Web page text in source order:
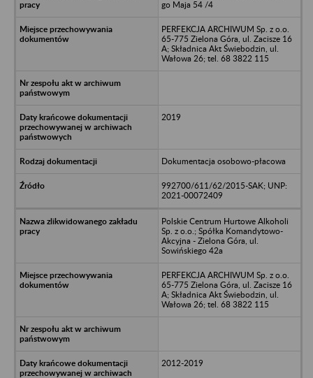
go Maja 54 /4
PERFEKCJA ARCHIWUM Sp. z o.o.
65-775 Zielona Góra, ul. Zacisze 16
A; Składnica Akt Świebodzin, ul.
Wałowa 26; tel. 68 3822 115
2019
Dokumentacja osobowo-płacowa
992700/611/62/2015-SAK; UNP:
2021-00072409
Polskie Centrum Hurtowe Alkoholi
Sp. z o.o.; Spółka Komandytowo-
Akcyjna - Zielona Góra, ul.
Sowińskiego 42a
PERFEKCJA ARCHIWUM Sp. z o.o.
65-775 Zielona Góra, ul. Zacisze 16
A; Składnica Akt Świebodzin, ul.
Wałowa 26; tel. 68 3822 115
2012-2019